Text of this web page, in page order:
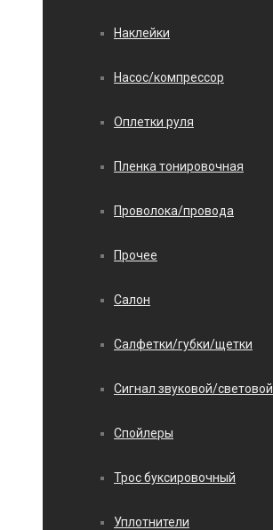
Наклейки
Насос/компрессор
Оплетки руля
Пленка тонировочная
Проволока/провода
Прочее
Салон
Салфетки/губки/щетки
Сигнал звуковой/световой
Спойлеры
Трос буксировочный
Уплотнители